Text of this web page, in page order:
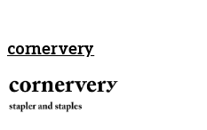
cornervery